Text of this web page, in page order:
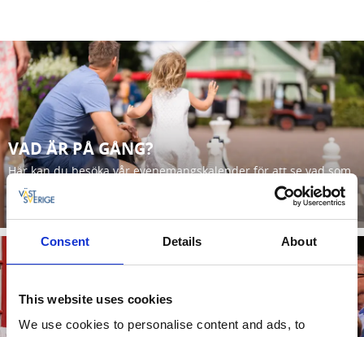
Consent Details About
This website uses cookies
We use cookies to personalise content and ads, to
VAD ÄR PÅ GÅNG?
Här kan du besöka vår evenemangskalender för att se vad som
är på gång >>